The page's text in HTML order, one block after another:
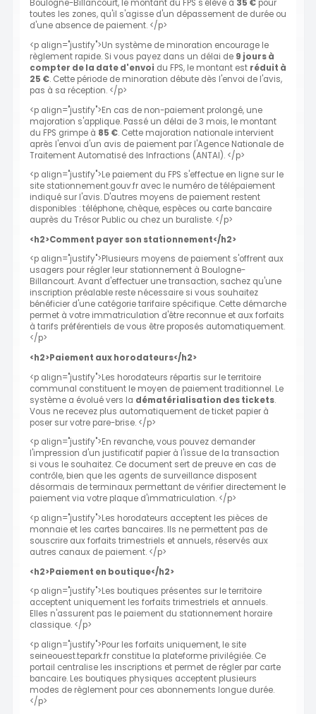
Boulogne-Billancourt, le montant du FPS s'élève à 35 € pour
toutes les zones, qu'il s'agisse d'un dépassement de durée ou
d'une absence de paiement. </p>
<p align="justify">Un système de minoration encourage le
règlement rapide. Si vous payez dans un délai de 9 jours à
compter de la date d'envoi du FPS, le montant est réduit à
25 €. Cette période de minoration débute dès l'envoi de l'avis,
pas à sa réception. </p>
<p align="justify">En cas de non-paiement prolongé, une
majoration s'applique. Passé un délai de 3 mois, le montant
du FPS grimpe à 85 €. Cette majoration nationale intervient
après l'envoi d'un avis de paiement par l'Agence Nationale de
Traitement Automatisé des Infractions (ANTAI). </p>
<p align="justify">Le paiement du FPS s'effectue en ligne sur le
site stationnement.gouv.fr avec le numéro de télépaiement
indiqué sur l'avis. D'autres moyens de paiement restent
disponibles : téléphone, chèque, espèces ou carte bancaire
auprès du Trésor Public ou chez un buraliste. </p>
<h2>Comment payer son stationnement</h2>
<p align="justify">Plusieurs moyens de paiement s'offrent aux
usagers pour régler leur stationnement à Boulogne-
Billancourt. Avant d'effectuer une transaction, sachez qu'une
inscription préalable reste nécessaire si vous souhaitez
bénéficier d'une catégorie tarifaire spécifique. Cette démarche
permet à votre immatriculation d'être reconnue et aux forfaits
à tarifs préférentiels de vous être proposés automatiquement.
</p>
<h2>Paiement aux horodateurs</h2>
<p align="justify">Les horodateurs répartis sur le territoire
communal constituent le moyen de paiement traditionnel. Le
système a évolué vers la dématérialisation des tickets.
Vous ne recevez plus automatiquement de ticket papier à
poser sur votre pare-brise. </p>
<p align="justify">En revanche, vous pouvez demander
l'impression d'un justificatif papier à l'issue de la transaction
si vous le souhaitez. Ce document sert de preuve en cas de
contrôle, bien que les agents de surveillance disposent
désormais de terminaux permettant de vérifier directement le
paiement via votre plaque d'immatriculation. </p>
<p align="justify">Les horodateurs acceptent les pièces de
monnaie et les cartes bancaires. Ils ne permettent pas de
souscrire aux forfaits trimestriels et annuels, réservés aux
autres canaux de paiement. </p>
<h2>Paiement en boutique</h2>
<p align="justify">Les boutiques présentes sur le territoire
acceptent uniquement les forfaits trimestriels et annuels.
Elles n'assurent pas le paiement du stationnement horaire
classique. </p>
<p align="justify">Pour les forfaits uniquement, le site
seineouest.tepark.fr constitue la plateforme privilégiée. Ce
portail centralise les inscriptions et permet de régler par carte
bancaire. Les boutiques physiques acceptent plusieurs
modes de règlement pour ces abonnements longue durée.
</p>